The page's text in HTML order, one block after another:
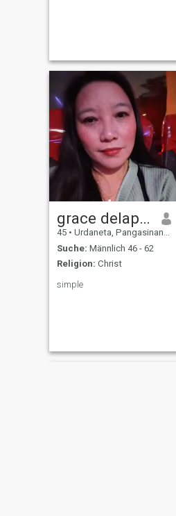
grace delapaz
45 • Urdaneta, Pangasinan, Philippinen
Suche: Männlich 46 - 62
Religion: Christ
simple